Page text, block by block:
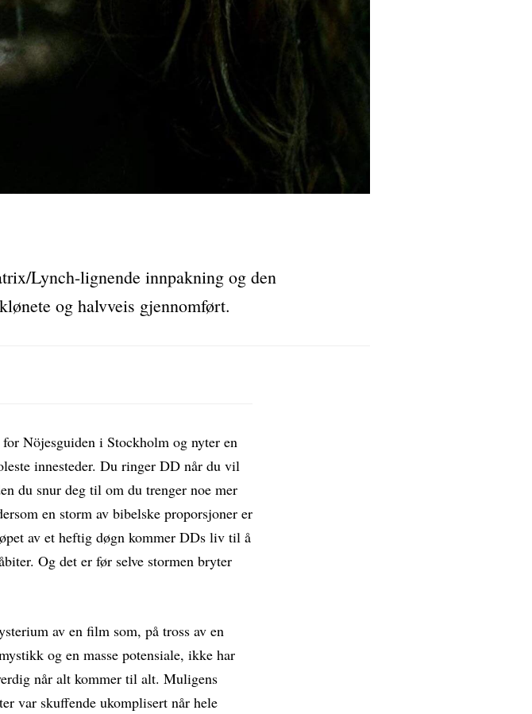
Lynch-lignende innpakning og den
og halvveis gjennomført.
Nöjesguiden i Stockholm og nyter en
innesteder. Du ringer DD når du vil
du snur deg til om du trenger noe mer
en storm av bibelske proporsjoner er
av et heftig døgn kommer DDs liv til å
Og det er før selve stormen bryter
av en film som, på tross av en
og en masse potensiale, ikke har
når alt kommer til alt. Muligens
var skuffende ukomplisert når hele